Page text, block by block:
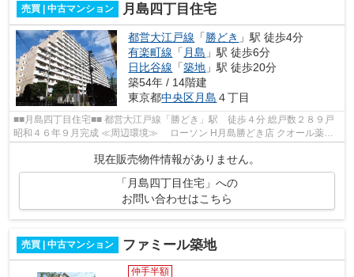
売買 | 中古マンション 月島四丁目住宅
都営大江戸線 「勝どき 」駅 徒歩4分
有楽町線 「 月島 」駅 徒歩6分
日比谷線 「築地 」駅 徒歩20分
築54年 / 14階建
東京都中央区月島 ４丁目
■■月島四丁目住宅■■ 都営大江戸線「勝どき」駅 徒歩４分 総戸数２８９戸
昭和４６年９月完成 ≪周辺環境≫ ローソン H月島勝どき店 クオール薬局
月島店 文化堂勝どき店 ピノキオ...
現在販売物件情報がありません。
「月島四丁目住宅」への
お問い合わせはこちら
売買 | 中古マンション ファミール築地
仲手半額